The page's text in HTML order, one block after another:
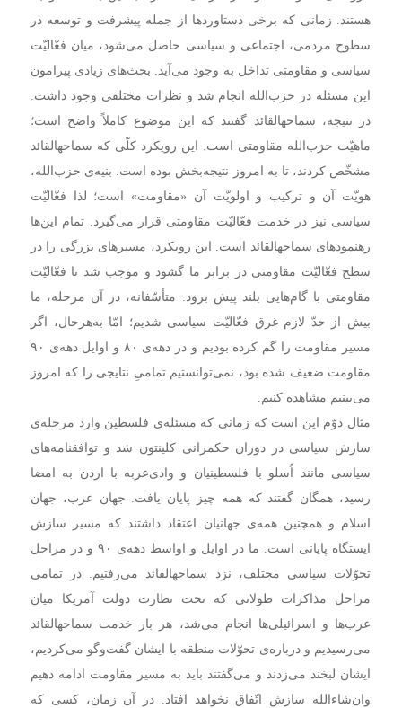
هستند. زمانی که برخی دستاوردها از جمله پیشرفت و توسعه در
سطوح مردمی، اجتماعی و سیاسی حاصل می‌شود، میان فعّالیّت
سیاسی و مقاومتی تداخل به وجود می‌آید. بحث‌های زیادی پیرامون
این مسئله در حزب‌الله انجام شد و نظرات مختلفی وجود داشت.
در نتیجه، سماحهالقائد گفتند که این موضوع کاملاً واضح است؛
ماهیّت حزب‌الله مقاومتی است. این رویکرد کلّی که سماحهالقائد
مشخّص کردند، تا به امروز نتیجه‌بخش بوده است. بنیه‌ی حزب‌الله،
هویّت آن و ترکیب و اولویّت آن «مقاومت» است؛ لذا فعّالیّت
سیاسی نیز در خدمت فعّالیّت مقاومتی قرار می‌گیرد. تمام این‌ها
رهنمودهای سماحهالقائد است. این رویکرد، مسیرهای بزرگی را در
سطح فعّالیّت مقاومتی در برابر ما گشود و موجب شد تا فعّالیّت
مقاومتی با گام‌هایی بلند پیش برود. متأسّفانه، در آن مرحله، ما
بیش از حدّ لازم غرق فعّالیّت سیاسی شدیم؛ امّا به‌هرحال، اگر
مسیر مقاومت را گم کرده بودیم و در دهه‌ی ۸۰ و اوایل دهه‌ی ۹۰
مقاومت ضعیف شده بود، نمی‌توانستیم تمامیِ نتایجی را که امروز
می‌بینیم مشاهده کنیم.
مثال دوّم این است که زمانی که مسئله‌ی فلسطین وارد مرحله‌ی
سازش سیاسی در دوران حکمرانی کلینتون شد و توافقنامه‌های
سیاسی مانند اُسلو با فلسطینیان و وادی‌عربه با اردن به امضا
رسید، همگان گفتند که همه چیز پایان یافت. جهان عرب، جهان
اسلام و همچنین همه‌ی جهانیان اعتقاد داشتند که مسیر سازش
ایستگاه پایانی است. ما در اوایل و اواسط دهه‌ی ۹۰ و در مراحل
تحوّلات سیاسی مختلف، نزد سماحهالقائد می‌رفتیم. در تمامی
مراحل مذاکرات طولانی که تحت نظارت دولت آمریکا میان
عرب‌ها و اسرائیلی‌ها انجام می‌شد، هر بار خدمت سماحهالقائد
می‌رسیدیم و درباره‌ی تحوّلات منطقه با ایشان گفت‌وگو می‌کردیم،
ایشان لبخند می‌زدند و می‌گفتند باید به مسیر مقاومت ادامه دهیم
وان‌شاءالله سازش اتّفاق نخواهد افتاد. در آن زمان، کسی که